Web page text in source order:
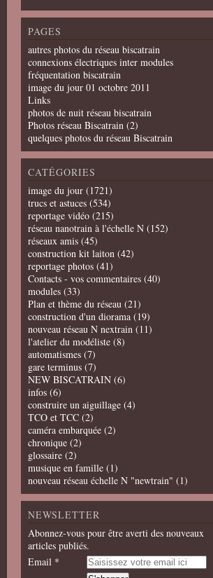
PAGES
autres photos du réseau biscatrain
connexions électriques inter modules
fréquentation biscatrain
image du jour 01 octobre 2011
Links
photos de nuit réseau biscatrain
Photos réseau Biscatrain (2)
quelques photos du réseau Biscatrain
CATÉGORIES
image du jour (1721)
trucs et astuces (534)
reportage vidéo (215)
réseau nanotrain à l'échelle N (152)
réseaux amis (45)
construction kit laiton (42)
reportage photos (41)
Contacts - vos commentaires (40)
modules (33)
Plan et thème du réseau (21)
construction d'un diorama (19)
nouveau réseau N nextrain (11)
l'atelier du modéliste (8)
automatismes (7)
gare terminus (7)
NEW BISCATRAIN (6)
infos (6)
construire un aiguillage (4)
TCO et TCC (2)
caméra embarquée (2)
chronique (2)
glossaire (2)
musique en famille (1)
nouveau réseau échelle N "newtrain" (1)
NEWSLETTER
Abonnez-vous pour être averti des nouveaux
articles publiés.
Email